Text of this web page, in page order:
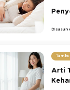
Disusun
Arti